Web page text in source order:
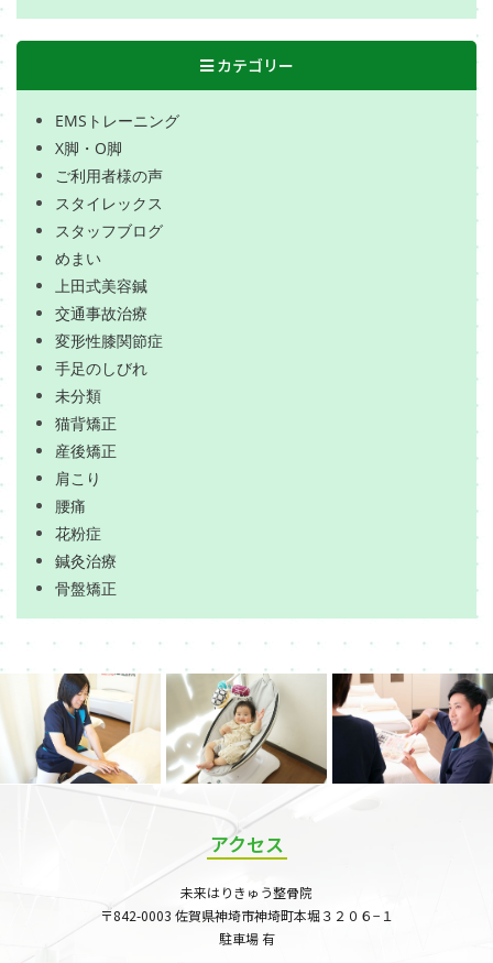
カテゴリー
EMSトレーニング
X脚・O脚
ご利用者様の声
スタイレックス
スタッフブログ
めまい
上田式美容鍼
交通事故治療
変形性膝関節症
手足のしびれ
未分類
猫背矯正
産後矯正
肩こり
腰痛
花粉症
鍼灸治療
骨盤矯正
アクセス
未来はりきゅう整骨院
〒842-0003 佐賀県神埼市神埼町本堀３２０６−１
駐車場 有